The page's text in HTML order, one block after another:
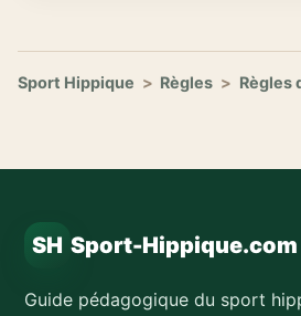
Sport Hippique > Règles > Règles
SH Sport-Hippique.com
Guide pédagogique du sport